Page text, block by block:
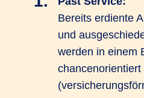
Bereits erdiente
und
werden in einem